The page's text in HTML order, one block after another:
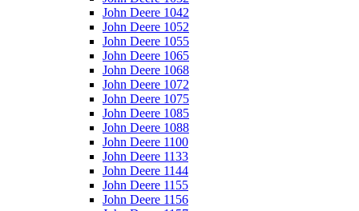
John Deere 1042
John Deere 1052
John Deere 1055
John Deere 1065
John Deere 1068
John Deere 1072
John Deere 1075
John Deere 1085
John Deere 1088
John Deere 1100
John Deere 1133
John Deere 1144
John Deere 1155
John Deere 1156